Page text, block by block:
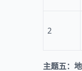
2
主题五：